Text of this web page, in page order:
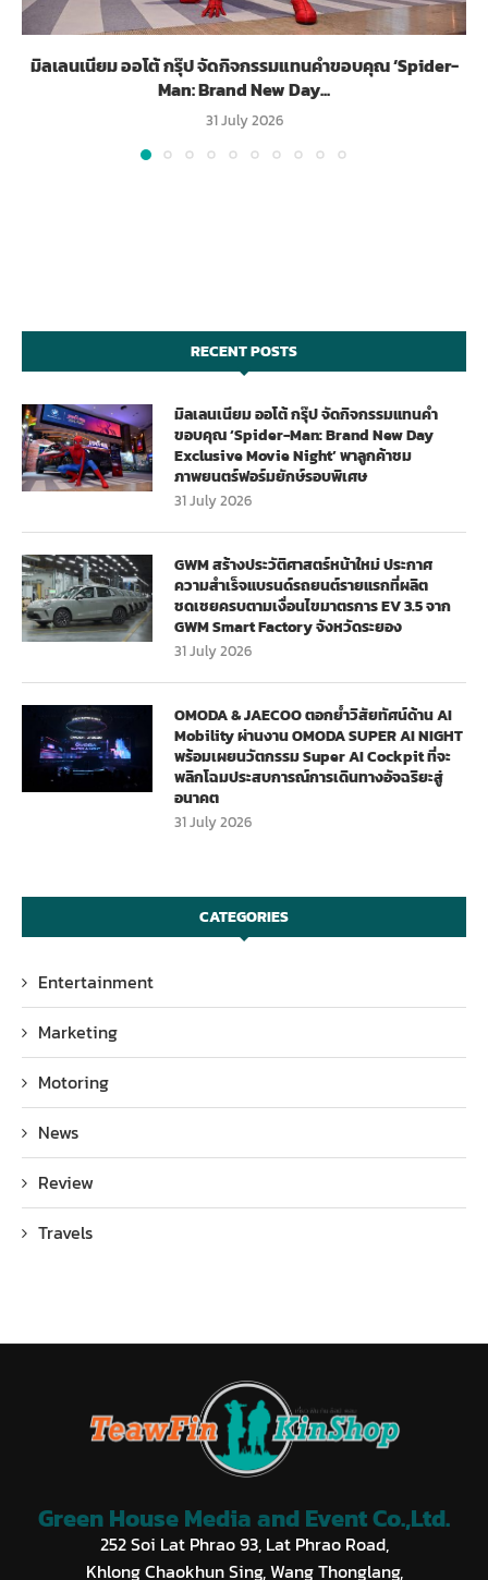
มิลเลนเนียม ออโต้ กรุ๊ป จัดกิจกรรมแทนคำขอบคุณ ‘Spider-
Man: Brand New Day...
31 July 2026
RECENT POSTS
มิลเลนเนียม ออโต้ กรุ๊ป จัดกิจกรรมแทนคำ
ขอบคุณ ‘Spider-Man: Brand New Day
Exclusive Movie Night’ พาลูกค้าชม
ภาพยนตร์ฟอร์มยักษ์รอบพิเศษ
31 July 2026
GWM สร้างประวัติศาสตร์หน้าใหม่ ประกาศ
ความสำเร็จแบรนด์รถยนต์รายแรกที่ผลิต
ชดเชยครบตามเงื่อนไขมาตรการ EV 3.5 จาก
GWM Smart Factory จังหวัดระยอง
31 July 2026
OMODA & JAECOO ตอกย้ำวิสัยทัศน์ด้าน AI
Mobility ผ่านงาน OMODA SUPER AI NIGHT
พร้อมเผยนวัตกรรม Super AI Cockpit ที่จะ
พลิกโฉมประสบการณ์การเดินทางอัจฉริยะสู่
อนาคต
31 July 2026
CATEGORIES
Entertainment
Marketing
Motoring
News
Review
Travels
Green House Media and Event Co.,Ltd.
252 Soi Lat Phrao 93, Lat Phrao Road,
Khlong Chaokhun Sing, Wang Thonglang,